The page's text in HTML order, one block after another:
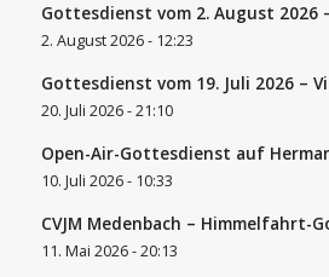
Gottesdienst vom 2. August 2026
2. August 2026 - 12:23
Gottesdienst vom 19. Juli 2026 –
20. Juli 2026 - 21:10
Open-Air-Gottesdienst auf
10. Juli 2026 - 10:33
CVJM Medenbach – Himmelfahrt-
11. Mai 2026 - 20:13